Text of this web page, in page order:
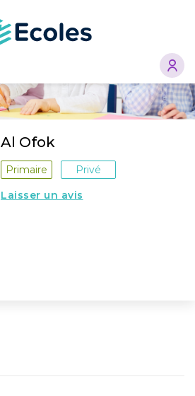
Al Ofok
Primaire
Privé
Laisser un avis